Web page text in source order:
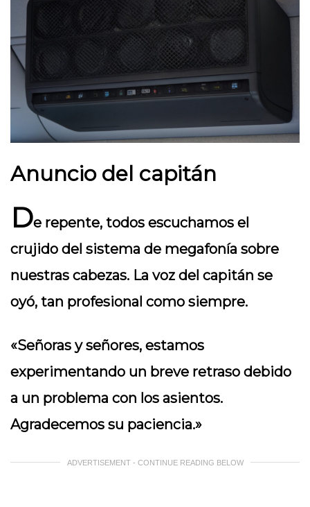
Anuncio del capitán
De repente, todos escuchamos el
crujido del sistema de megafonía sobre
nuestras cabezas. La voz del capitán se
oyó, tan profesional como siempre.
«Señoras y señores, estamos
experimentando un breve retraso debido
a un problema con los asientos.
Agradecemos su paciencia.»
ADVERTISEMENT - CONTINUE READING BELOW